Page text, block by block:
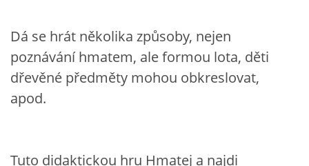
VÝTVARNÉ AKTIVITY - PODZIM
VÝTVARNÉ AKTIVITY - ZIMA
Dá se hrát několika způsoby, nejen
poznávání hmatem, ale formou lota, děti
dřevěné předměty mohou obkreslovat,
apod.
Tuto didaktickou hru Hmatej a najdi